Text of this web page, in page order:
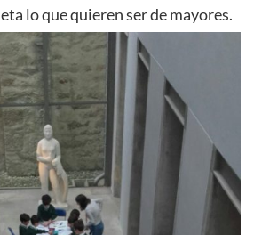
lo que quieren ser de mayores.